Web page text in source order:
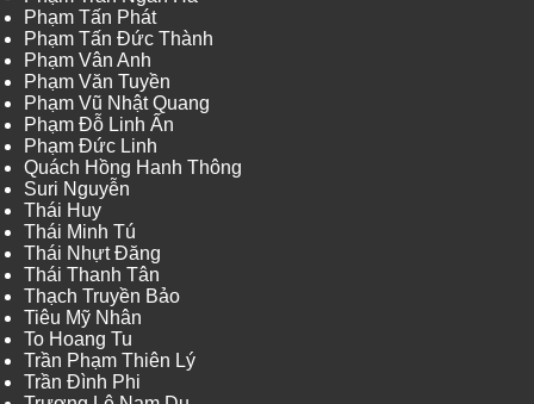
Phạm Tấn Phát
Phạm Tấn Đức Thành
Phạm Vân Anh
Phạm Văn Tuyền
Phạm Vũ Nhật Quang
Phạm Đỗ Linh Ấn
Phạm Đức Linh
Quách Hồng Hanh Thông
Suri Nguyễn
Thái Huy
Thái Minh Tú
Thái Nhựt Đăng
Thái Thanh Tân
Thạch Truyền Bảo
Tiêu Mỹ Nhân
To Hoang Tu
Trần Phạm Thiên Lý
Trần Đình Phi